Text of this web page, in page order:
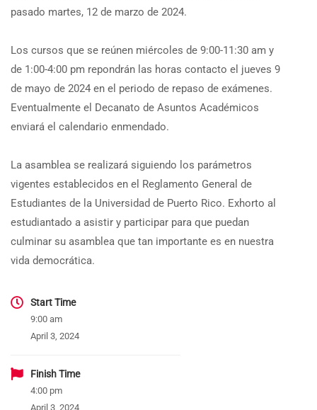
pasado martes, 12 de marzo de 2024.
Los cursos que se reúnen miércoles de 9:00-11:30 am y
de 1:00-4:00 pm repondrán las horas contacto el jueves 9
de mayo de 2024 en el periodo de repaso de exámenes.
Eventualmente el Decanato de Asuntos Académicos
enviará el calendario enmendado.
La asamblea se realizará siguiendo los parámetros
vigentes establecidos en el Reglamento General de
Estudiantes de la Universidad de Puerto Rico. Exhorto al
estudiantado a asistir y participar para que puedan
culminar su asamblea que tan importante es en nuestra
vida democrática.
Start Time
9:00 am
April 3, 2024
Finish Time
4:00 pm
April 3, 2024